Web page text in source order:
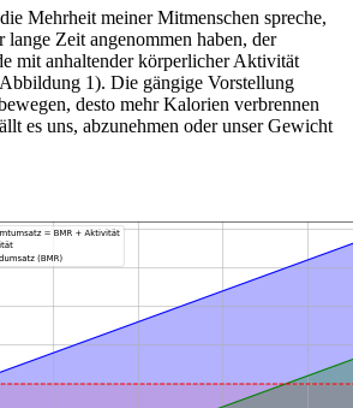
Mehrheit meiner Mitmenschen spreche,
lange Zeit angenommen haben, der
mit anhaltender körperlicher Aktivität
1). Die gängige Vorstellung
desto mehr Kalorien verbrennen
es uns, abzunehmen oder unser Gewicht